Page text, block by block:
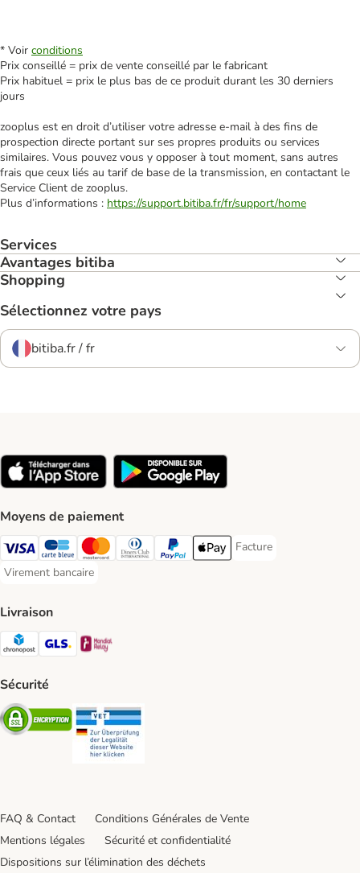
* Voir conditions
Prix conseillé = prix de vente conseillé par le fabricant
Prix habituel = prix le plus bas de ce produit durant les 30 derniers
jours
zooplus est en droit d’utiliser votre adresse e‑mail à des fins de
prospection directe portant sur ses propres produits ou services
similaires. Vous pouvez vous y opposer à tout moment, sans autres
frais que ceux liés au tarif de base de la transmission, en contactant le
Service Client de zooplus.
Plus d’informations : https://support.bitiba.fr/fr/support/home
Services
Avantages bitiba
Shopping
Sélectionnez votre pays
bitiba.fr / fr
Moyens de paiement
Visa Payment Method
carte bleue Payment Method
Master Card Payment Method
Diners Club Payment Method
Paypal Payment Method
Apple Pay Payment Method
Facture
Facture Payment Method
Virement bancaire
Virement bancaire Payment Method
Livraison
Chronopost Shipping Method
GLS Shipping Method
Sécurité
Security
FAQ & Contact
Conditions Générales de Vente
Mentions légales
Sécurité et confidentialité
Dispositions sur l’élimination des déchets